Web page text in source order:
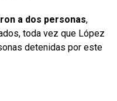
a dos personas,
toda vez que López
detenidas por este